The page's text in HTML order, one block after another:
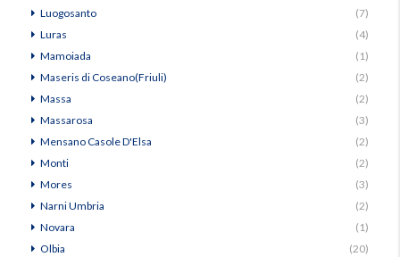
Luogosanto
(7)
Luras
(4)
Mamoiada
(1)
Maseris di Coseano(Friuli)
(2)
Massa
(2)
Massarosa
(3)
Mensano Casole D'Elsa
(2)
Monti
(2)
Mores
(3)
Narni Umbria
(2)
Novara
(1)
Olbia
(20)